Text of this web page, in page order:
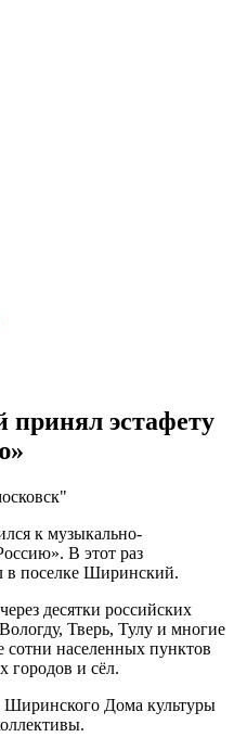
эстафету
к музыкально-
В этот раз
в поселке Ширинский.
десятки российских
Тверь, Тулу и многие
сотни населенных пунктов
городов и сёл.
Дома культуры